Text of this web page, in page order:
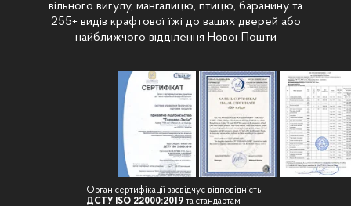
вільного вигулу, мангалицю, птицю, баранину та
255+ видів крафтової їжі до ваших дверей або
найближчого відділення Нової Пошти
Орган сертифікації засвідчує відповідність
ДСТУ ISO 22000:2019 та стандартам